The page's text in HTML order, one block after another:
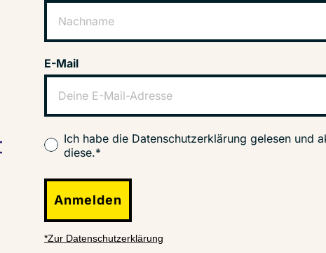
E-Mail
Ich habe die Datenschutzerklärung gelesen und
diese.*
Anmelden
*Zur Datenschutzerklärung